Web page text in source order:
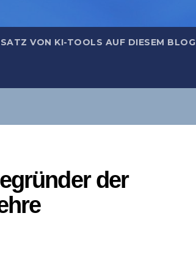
VON KI-TOOLS AUF DIESEM BLOG
der